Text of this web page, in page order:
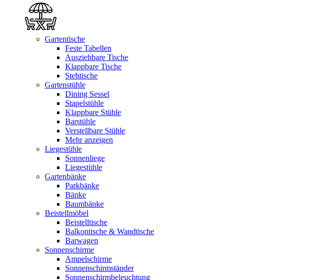
Gartentische
Feste Tabellen
Ausziehbare Tische
Klappbare Tische
Stehtische
Gartenstühle
Dining Sessel
Stapelstühle
Klappbare Stühle
Barstühle
Verstellbare Stühle
Mehr anzeigen
Liegestühle
Sonnenliege
Liegestühle
Gartenbänke
Parkbänke
Bänke
Baumbänke
Beistellmöbel
Beistelltische
Balkontische & Wandtische
Barwagen
Sonnenschirme
Ampelschirme
Sonnenschirmständer
Sonnenschirmbeleuchtung